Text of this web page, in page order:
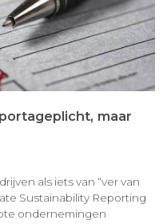
maar
als iets van “ver van
Sustainability Reporting
ondernemingen